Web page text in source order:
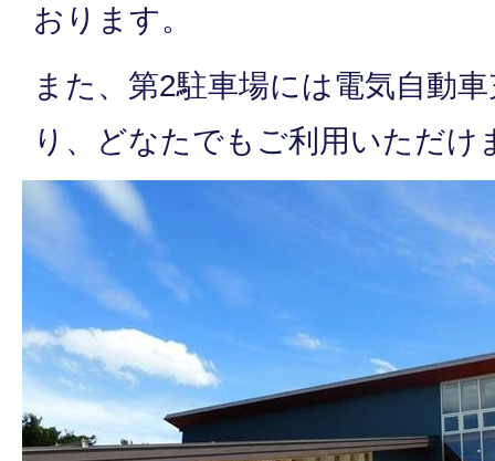
おります。
また、第2駐車場には電気自動
り、どなたでもご利用いただけ